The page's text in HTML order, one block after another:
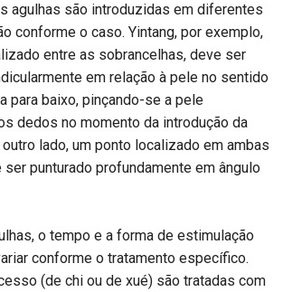
agulhas são introduzidas em diferentes
conforme o caso. Yintang, por exemplo,
entre as sobrancelhas, deve ser
em relação à pele no sentido
para baixo, pinçando-se a pele
dedos no momento da introdução da
outro lado, um ponto localizado em ambas
ser punturado profundamente em ângulo
o tempo e a forma de estimulação
conforme o tratamento específico.
(de chi ou de xué) são tratadas com